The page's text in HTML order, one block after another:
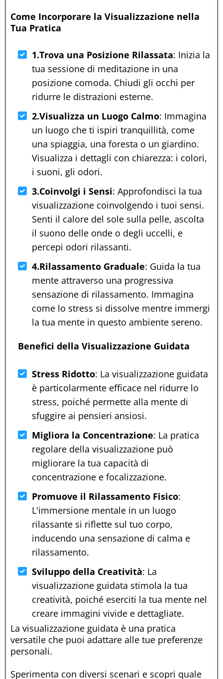
Come Incorporare la Visualizzazione nella
Tua Pratica
1.Trova una Posizione Rilassata: Inizia la
tua sessione di meditazione in una
posizione comoda. Chiudi gli occhi per
ridurre le distrazioni esterne.
2.Visualizza un Luogo Calmo: Immagina
un luogo che ti ispiri tranquillità, come
una spiaggia, una foresta o un giardino.
Visualizza i dettagli con chiarezza: i colori,
i suoni, gli odori.
3.Coinvolgi i Sensi: Approfondisci la tua
visualizzazione coinvolgendo i tuoi sensi.
Senti il calore del sole sulla pelle, ascolta
il suono delle onde o degli uccelli, e
percepi odori rilassanti.
4.Rilassamento Graduale: Guida la tua
mente attraverso una progressiva
sensazione di rilassamento. Immagina
come lo stress si dissolve mentre immergi
la tua mente in questo ambiente sereno.
Benefici della Visualizzazione Guidata
Stress Ridotto: La visualizzazione guidata
è particolarmente efficace nel ridurre lo
stress, poiché permette alla mente di
sfuggire ai pensieri ansiosi.
Migliora la Concentrazione: La pratica
regolare della visualizzazione può
migliorare la tua capacità di
concentrazione e focalizzazione.
Promuove il Rilassamento Fisico:
L'immersione mentale in un luogo
rilassante si riflette sul tuo corpo,
inducendo una sensazione di calma e
rilassamento.
Sviluppo della Creatività: La
visualizzazione guidata stimola la tua
creatività, poiché eserciti la tua mente nel
creare immagini vivide e dettagliate.
La visualizzazione guidata è una pratica
versatile che puoi adattare alle tue preferenze
personali.
Sperimenta con diversi scenari e scopri quale